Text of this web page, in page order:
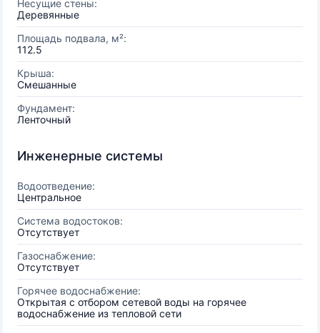
Несущие стены:
Деревянные
Площадь подвала, м²:
112.5
Крыша:
Смешанные
Фундамент:
Ленточный
Инженерные системы
Водоотведение:
Центральное
Система водостоков:
Отсутствует
Газоснабжение:
Отсутствует
Горячее водоснабжение:
Открытая с отбором сетевой воды на горячее
водоснабжение из тепловой сети